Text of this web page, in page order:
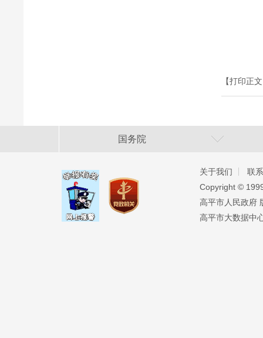
【打印正
国务院
关于我们
联
Copyright ©️
高平市人民政府
高平市大数据